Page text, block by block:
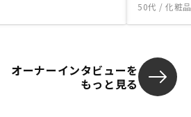
50代 / 化粧
オーナーインタビューを
もっと見る